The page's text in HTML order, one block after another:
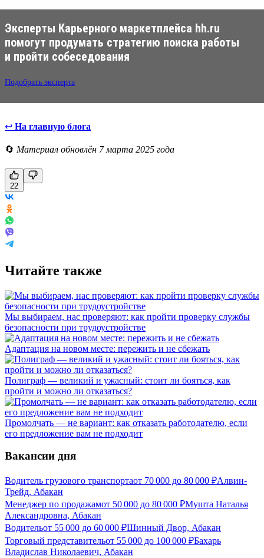
Эксперты Карьерного маркетплейса hh.ru
помогут продумать стратегию поиска работы
и пройти собеседования
Подобрать эксперта
↩ На главную блога
🔄 Материал обновлён 7 марта 2025 года
22
Читайте также
Мы выбираем, нас проверяют: как пройти проверку службы
безопасности при трудоустройстве
Адаптация на новом месте: пережить и не сбежать
Полиграф — великий и ужасный: стоит ли бояться, как
пройти и можно ли отказаться?
Промолчать — не вариант: как отказать работодателю, если
его предложение вам не подходит
Вакансии дня
Водитель грузового транспортаот 70 000 до 80 000 ₽Алвин-
Трейд, Абакан
Менеджер по продажамот 50 000 до 80 000 ₽Мушта Наталья
Александровна, Абакан
Водительот 55 000 до 60 000 ₽Шинный Двор, Абакан
Торговый представительот 55 000 до 100 000 ₽Бахарь
Владислав Николаевич, Абакан